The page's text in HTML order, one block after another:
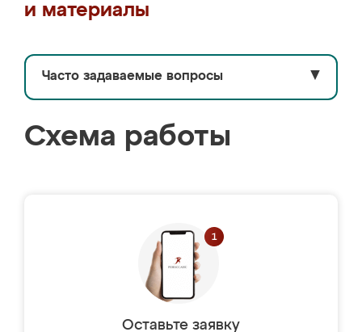
и материалы
Часто задаваемые вопросы ▼
Схема работы
Оставьте заявку